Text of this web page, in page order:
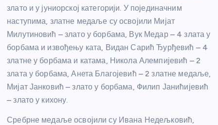
злато и у јуниорској категорији. У појединачним
наступима, златне медаље су освојили Мијат
Милутиновић – злато у борбама, Вук Медар – 4 злата у
борбама и извођењу ката, Видан Сарић Ђурђевић – 4
златне у борбама и катама, Никола Алемпијевић – 2
злата у борбама, Анета Благојевић – 2 златне медаље,
Мијат Јанковић – злато у борбама, Филип Јанићијевић
– злато у кихону.
Сребрне медаље освојили су Ивана Недељковић,